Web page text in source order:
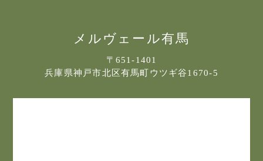
サイトマップ
メルヴェール有馬
〒651-1401
兵庫県神戸市北区有馬町ウツギ谷1670-5